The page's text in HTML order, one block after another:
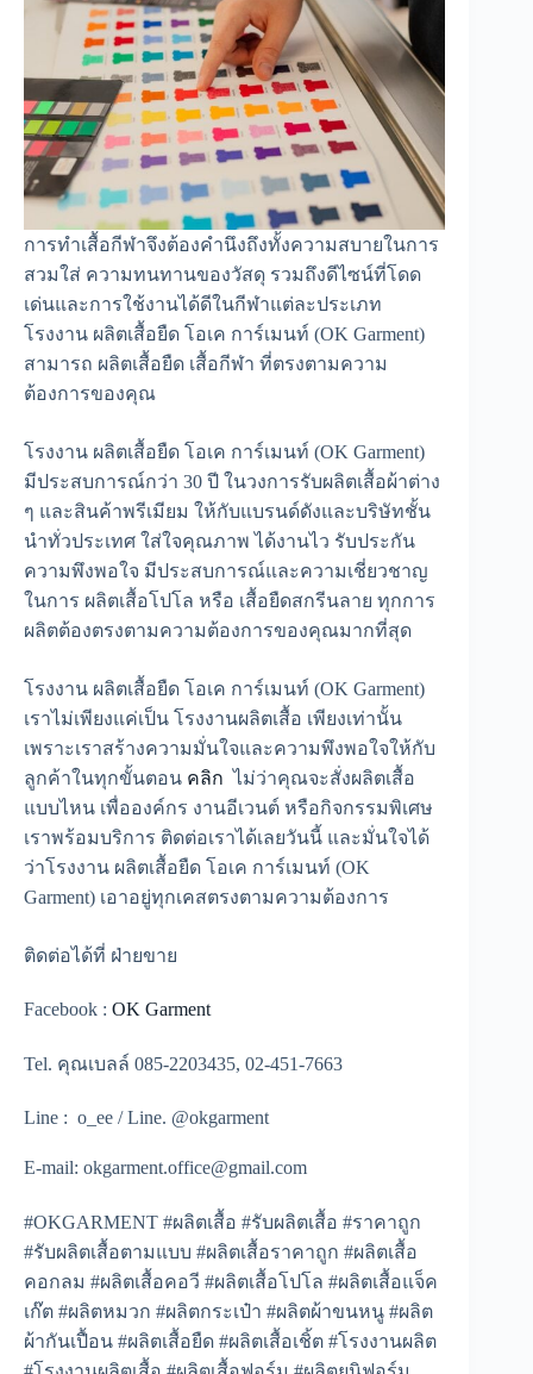
การทำเสื้อกีฬาจึงต้องคำนึงถึงทั้งความสบายในการ
สวมใส่ ความทนทานของวัสดุ รวมถึงดีไซน์ที่โดด
เด่นและการใช้งานได้ดีในกีฬาแต่ละประเภท
โรงงาน ผลิตเสื้อยืด โอเค การ์เมนท์ (OK Garment)
สามารถ ผลิตเสื้อยืด เสื้อกีฬา ที่ตรงตามความ
ต้องการของคุณ
โรงงาน ผลิตเสื้อยืด โอเค การ์เมนท์ (OK Garment)
มีประสบการณ์กว่า 30 ปี ในวงการรับผลิตเสื้อผ้าต่าง
ๆ และสินค้าพรีเมียม ให้กับแบรนด์ดังและบริษัทชั้น
นำทั่วประเทศ ใส่ใจคุณภาพ ได้งานไว รับประกัน
ความพึงพอใจ มีประสบการณ์และความเชี่ยวชาญ
ในการ ผลิตเสื้อโปโล หรือ เสื้อยืดสกรีนลาย ทุกการ
ผลิตต้องตรงตามความต้องการของคุณมากที่สุด
โรงงาน ผลิตเสื้อยืด โอเค การ์เมนท์ (OK Garment)
เราไม่เพียงแค่เป็น โรงงานผลิตเสื้อ เพียงเท่านั้น
เพราะเราสร้างความมั่นใจและความพึงพอใจให้กับ
ลูกค้าในทุกขั้นตอน คลิก ไม่ว่าคุณจะสั่งผลิตเสื้อ
แบบไหน เพื่อองค์กร งานอีเวนต์ หรือกิจกรรมพิเศษ
เราพร้อมบริการ ติดต่อเราได้เลยวันนี้ และมั่นใจได้
ว่าโรงงาน ผลิตเสื้อยืด โอเค การ์เมนท์ (OK
Garment) เอาอยู่ทุกเคสตรงตามความต้องการ
ติดต่อได้ที่ ฝ่ายขาย
Facebook : OK Garment
Tel. คุณเบลล์ 085-2203435, 02-451-7663
Line : o_ee / Line. @okgarment
E-mail: okgarment.office@gmail.com
#OKGARMENT #ผลิตเสื้อ #รับผลิตเสื้อ #ราคาถูก
#รับผลิตเสื้อตามแบบ #ผลิตเสื้อราคาถูก #ผลิตเสื้อ
คอกลม #ผลิตเสื้อคอวี #ผลิตเสื้อโปโล #ผลิตเสื้อแจ็ค
เก๊ต #ผลิตหมวก #ผลิตกระเป๋า #ผลิตผ้าขนหนู #ผลิต
ผ้ากันเปื้อน #ผลิตเสื้อยืด #ผลิตเสื้อเชิ้ต #โรงงานผลิต